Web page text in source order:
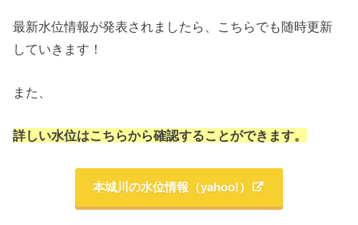
最新水位情報が発表されましたら、こちらでも随時更新
していきます！
また、
詳しい水位はこちらから確認することができます。
本城川の水位情報（yahoo!）